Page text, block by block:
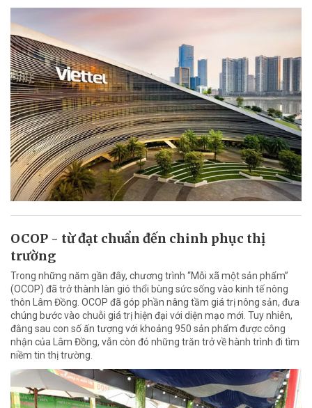
OCOP - từ đạt chuẩn đến chinh phục thị
trường
Trong những năm gần đây, chương trình “Mỗi xã một sản phẩm”
(OCOP) đã trở thành làn gió thổi bùng sức sống vào kinh tế nông
thôn Lâm Đồng. OCOP đã góp phần nâng tầm giá trị nông sản, đưa
chúng bước vào chuỗi giá trị hiện đại với diện mạo mới. Tuy nhiên,
đằng sau con số ấn tượng với khoảng 950 sản phẩm được công
nhận của Lâm Đồng, vẫn còn đó những trăn trở về hành trình đi tìm
niềm tin thị trường.